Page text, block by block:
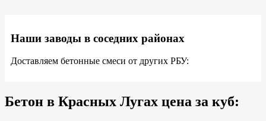
Наши заводы в соседних районах
Доставляем бетонные смеси от других РБУ:
Бетон в Красных Лугах цена за куб: